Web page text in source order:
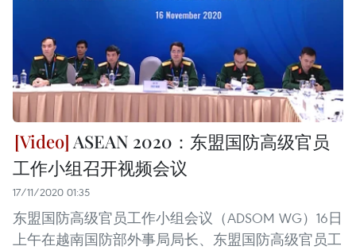
ASEAN 2020：东盟国防高级官员
工作小组召开视频会议
17/11/2020 01:35
东盟国防高级官员工作小组会议（ADSOM WG）16日
上午在越南国防部外事局局长、东盟国防高级官员工